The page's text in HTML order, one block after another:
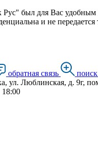
был для Вас удобным
и не
обратная связь
ул. Люблинская, д. 9г,